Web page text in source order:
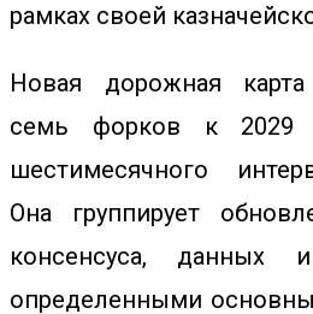
рамках своей
Новая дорожная карта
семь форков к 2029
шестимесячного
Она группирует
консенсуса, данных
определенными